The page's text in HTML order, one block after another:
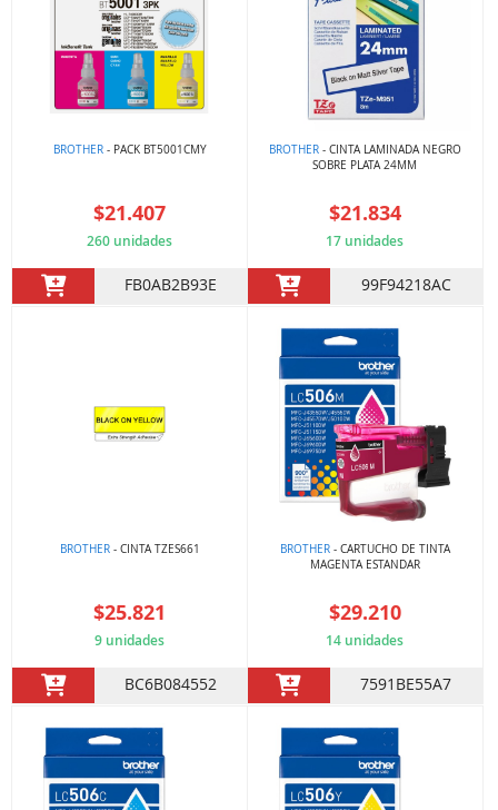
BROTHER- PACK BT5001CMY
$21.407
260 unidades
FB0AB2B93E
BROTHER- CINTA LAMINADA NEGRO
SOBRE PLATA 24MM
$21.834
17 unidades
99F94218AC
BROTHER- CINTA TZES661
$25.821
9 unidades
BC6B084552
BROTHER- CARTUCHO DE TINTA
MAGENTA ESTANDAR
$29.210
14 unidades
7591BE55A7